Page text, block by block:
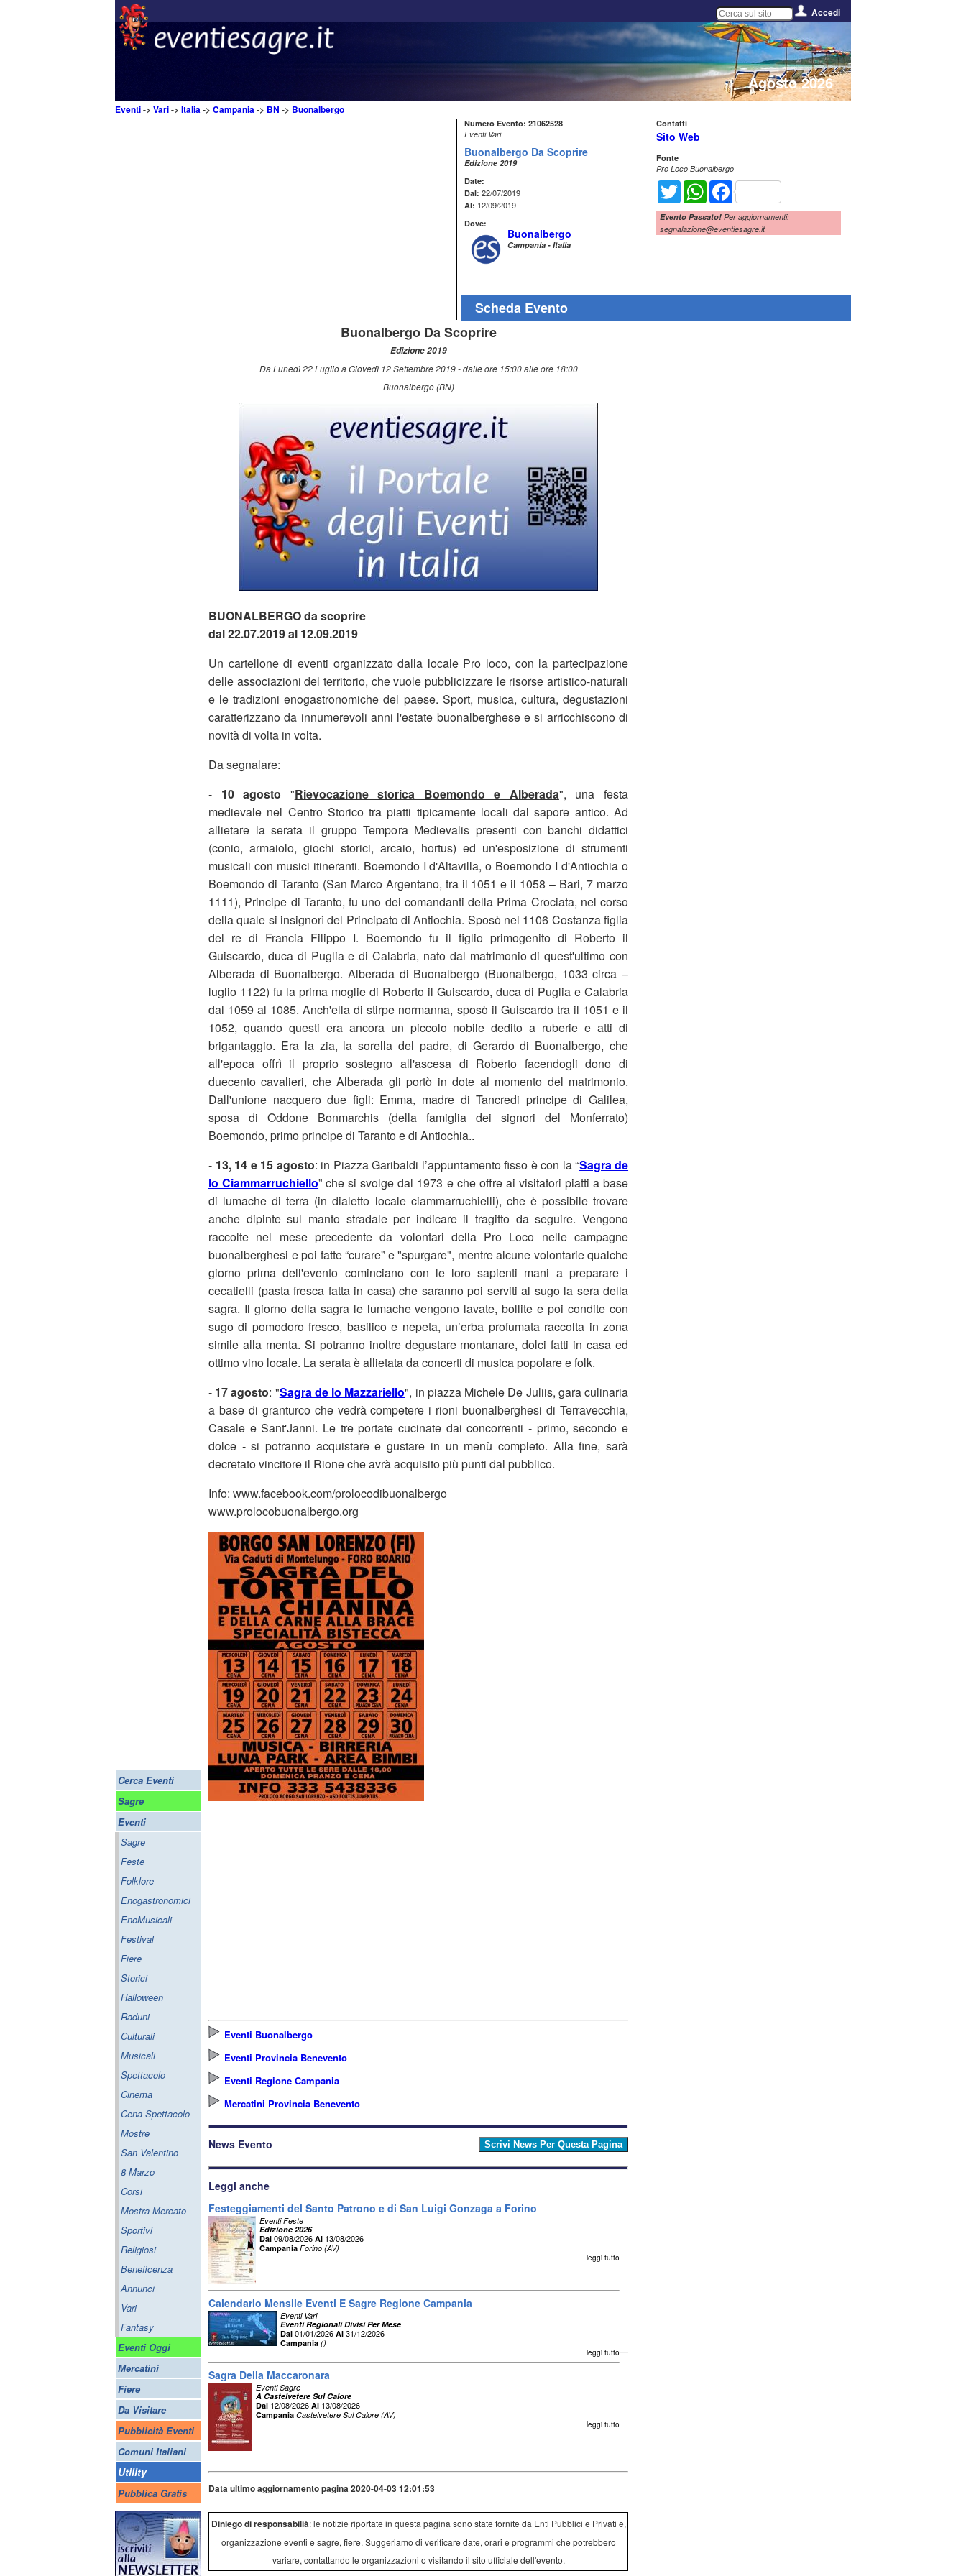
Accedi
Agosto 2026
Eventi-> Vari-> Italia-> Campania-> BN -> Buonalbergo
Cerca Eventi
Sagre
Eventi
Sagre
Feste
Folklore
Enogastronomici
EnoMusicali
Festival
Fiere
Storici
Halloween
Raduni
Culturali
Musicali
Spettacolo
Cinema
Cena Spettacolo
Mostre
San Valentino
8 Marzo
Corsi
Mostra Mercato
Sportivi
Religiosi
Beneficenza
Annunci
Vari
Fantasy
Eventi Oggi
Mercatini
Fiere
Da Visitare
Pubblicità Eventi
Comuni Italiani
Utility
Pubblica Gratis
Numero Evento: 21062528
Eventi Vari
Buonalbergo Da Scoprire
Edizione 2019
Date:
Dal: 22/07/2019
Al: 12/09/2019
Dove:
Buonalbergo
Campania - Italia
Contatti
Sito Web
Fonte
Pro Loco Buonalbergo
Twitter WhatsAppFacebook
Evento Passato! Per aggiornamenti:
segnalazione@eventiesagre.it
Scheda Evento
Buonalbergo Da Scoprire
Edizione 2019
Da Lunedì 22 Luglio a Giovedì 12 Settembre 2019 - dalle ore 15:00 alle ore 18:00
Buonalbergo (BN)
BUONALBERGO da scoprire
dal 22.07.2019 al 12.09.2019
Un cartellone di eventi organizzato dalla locale Pro loco, con la partecipazione
delle associazioni del territorio, che vuole pubblicizzare le risorse artistico-naturali
e le tradizioni enogastronomiche del paese. Sport, musica, cultura, degustazioni
caratterizzano da innumerevoli anni l'estate buonalberghese e si arricchiscono di
novità di volta in volta.
Da segnalare:
- 10 agosto "Rievocazione storica Boemondo e Alberada", una festa
medievale nel Centro Storico tra piatti tipicamente locali dal sapore antico. Ad
allietare la serata il gruppo Tempora Medievalis presenti con banchi didattici
(conio, armaiolo, giochi storici, arcaio, hortus) ed un'esposizione di strumenti
musicali con musici itineranti. Boemondo I d'Altavilla, o Boemondo I d'Antiochia o
Boemondo di Taranto (San Marco Argentano, tra il 1051 e il 1058 – Bari, 7 marzo
1111), Principe di Taranto, fu uno dei comandanti della Prima Crociata, nel corso
della quale si insignorì del Principato di Antiochia. Sposò nel 1106 Costanza figlia
del re di Francia Filippo I. Boemondo fu il figlio primogenito di Roberto il
Guiscardo, duca di Puglia e di Calabria, nato dal matrimonio di quest'ultimo con
Alberada di Buonalbergo. Alberada di Buonalbergo (Buonalbergo, 1033 circa –
luglio 1122) fu la prima moglie di Roberto il Guiscardo, duca di Puglia e Calabria
dal 1059 al 1085. Anch'ella di stirpe normanna, sposò il Guiscardo tra il 1051 e il
1052, quando questi era ancora un piccolo nobile dedito a ruberie e atti di
brigantaggio. Era la zia, la sorella del padre, di Gerardo di Buonalbergo, che
all'epoca offrì il proprio sostegno all'ascesa di Roberto facendogli dono di
duecento cavalieri, che Alberada gli portò in dote al momento del matrimonio.
Dall'unione nacquero due figli: Emma, madre di Tancredi principe di Galilea,
sposa di Oddone Bonmarchis (della famiglia dei signori del Monferrato)
Boemondo, primo principe di Taranto e di Antiochia..
- 13, 14 e 15 agosto: in Piazza Garibaldi l’appuntamento fisso è con la “Sagra de
lo Ciammarruchiello” che si svolge dal 1973 e che offre ai visitatori piatti a base
di lumache di terra (in dialetto locale ciammarruchielli), che è possibile trovare
anche dipinte sul manto stradale per indicare il tragitto da seguire. Vengono
raccolte nel mese precedente da volontari della Pro Loco nelle campagne
buonalberghesi e poi fatte “curare” e "spurgare", mentre alcune volontarie qualche
giorno prima dell'evento cominciano con le loro sapienti mani a preparare i
cecatielli (pasta fresca fatta in casa) che saranno poi serviti al sugo la sera della
sagra. Il giorno della sagra le lumache vengono lavate, bollite e poi condite con
sugo di pomodoro fresco, basilico e nepeta, un’erba profumata raccolta in zona
simile alla menta. Si potranno inoltre degustare montanare, dolci fatti in casa ed
ottimo vino locale. La serata è allietata da concerti di musica popolare e folk.
- 17 agosto: "Sagra de lo Mazzariello", in piazza Michele De Juliis, gara culinaria
a base di granturco che vedrà competere i rioni buonalberghesi di Terravecchia,
Casale e Sant'Janni. Le tre portate cucinate dai concorrenti - primo, secondo e
dolce - si potranno acquistare e gustare in un menù completo. Alla fine, sarà
decretato vincitore il Rione che avrà acquisito più punti dal pubblico.
Info: www.facebook.com/prolocodibuonalbergo
www.prolocobuonalbergo.org
Eventi Buonalbergo
Eventi Provincia Benevento
Eventi Regione Campania
Mercatini Provincia Benevento
News Evento
Leggi anche
Festeggiamenti del Santo Patrono e di San Luigi Gonzaga a Forino
Eventi Feste
Edizione 2026
Dal 09/08/2026 Al 13/08/2026
Campania Forino (AV)
leggi tutto
Calendario Mensile Eventi E Sagre Regione Campania
Eventi Vari
Eventi Regionali Divisi Per Mese
Dal 01/01/2026 Al 31/12/2026
Campania ()
leggi tutto
Sagra Della Maccaronara
Eventi Sagre
A Castelvetere Sul Calore
Dal 12/08/2026 Al 13/08/2026
Campania Castelvetere Sul Calore (AV)
leggi tutto
Data ultimo aggiornamento pagina 2020-04-03 12:01:53
Diniego di responsabilià: le notizie riportate in questa pagina sono state fornite da Enti Pubblici e Privati e,
organizzazione eventi e sagre, fiere. Suggeriamo di verificare date, orari e programmi che potrebbero
variare, contattando le organizzazioni o visitando il sito ufficiale dell'evento.